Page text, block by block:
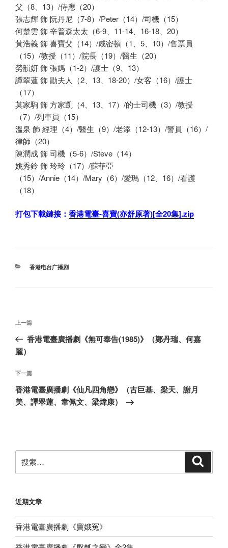
父（8、13）/侍應（20）
張志輝 飾 阮丹尼（7-8）/Peter（14）/司機（15）
何楚雲 飾 辛普森太太（6-9、11-14、16-18、20）
黃浩義 飾 喜寶父（14）/咸密頓（1、5、10）/售票員
（15）/教授（11）/院長（19）/醫生（20）
勞韻妍 飾 張媽（1-2）/護士（9、13）
譚翠蓮 飾 勖夫人（2、13、18-20）/女客（16）/護士
（17）
莫家駒 飾 方家凱（4、13、17）/的士司機（3）/教授
（7）/列車員（15）
溫泉 飾 經理（4）/醫生（9）/老添（12-13）/警員（16）/
律師（20）
陳潤成 飾 司機（5-6）/Steve（14）
姚秀鈴 飾 玲玲（17）/蘇菲亞
（15）/Annie（14）/Mary（6）/愛瑪（12、16）/看護
（18）
打包下載鏈接： 香港電臺-喜寶(亦舒原著)[全20集].zip
分
香港电台广播剧
文
导
航
上
一
篇
章
上一篇
香港電臺廣播劇《無可奉告(1985)》（鄭丹瑞、何嘉
麗）
下
一
篇
下一篇
香港電臺廣播劇《仙凡四角戀》（古巨基、梁天、謝月
美、譚翠蓮、韋佩文、梁煒康）
索：
近期文章
香港電臺廣播劇《竇娥冤》